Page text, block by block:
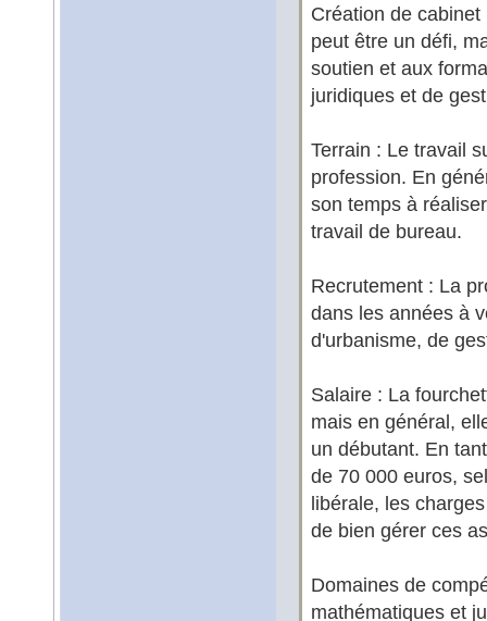
Création de
peut être un défi,
soutien et aux
juridiques et de
Terrain : Le travail
profession. En
son temps à
travail de bureau.
Recrutement : La
dans les années à
d'urbanisme, de
Salaire : La
mais en général,
un débutant. En
de 70 000 euros,
libérale, les
de bien gérer ces
Domaines de
mathématiques et